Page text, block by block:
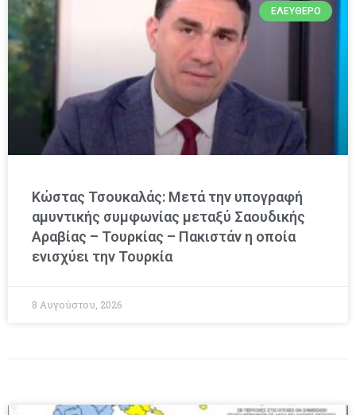
ΕΛΕΎΘΕΡΟ
Κώστας Τσουκαλάς: Μετά την υπογραφή
αμυντικής συμφωνίας μεταξύ Σαουδικής
Αραβίας – Τουρκίας – Πακιστάν η οποία
ενισχύει την Τουρκία
8 Αυγούστου, 2026